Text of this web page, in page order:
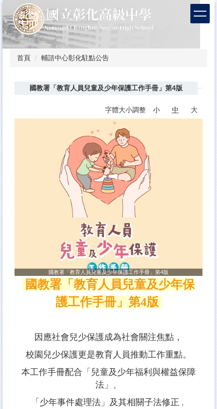
到
主
要
內
首頁 輔諮中心彰化駐點公告
國教署「教育人員兒童及少年保護工作手冊」第4版
字體大小調整 小 中 大
國教署「教育人員兒童及少年保護工作手冊」第4版
國教署「教育人員兒童及少年保
護工作手冊」第4版
因應社會兒少保護成為社會關注焦點 ，
校園兒少保護更是教育人員推動工作重點。
本工作手冊配合「兒童及少年福利與權益保障
法」、
「少年事件處理法」及其相關子法修正 ，